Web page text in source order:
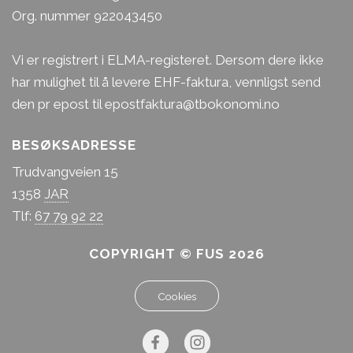
Rasmus Hemgren
Kongsgården (3-6)
Rasmus ble utdannet barnehagelærer i 2018. Han
har jobbet i Jar FUS siden 2010.
Rasmus er en tydelig, rolig og varm leder som
bygger sterke relasjoner med barn, foreldre og
Org. nummer 922043450
Vi er registrert i ELMA-registeret. Dersom dere ikke
har mulighet til å levere EHF-faktura, vennligst send
den pr epost til epostfaktura@tbokonomi.no
BESØKSADRESSE
Trudvangveien 15
1358 JAR
Tlf: 67 79 92 22
COPYRIGHT © FUS 2026
Cookies